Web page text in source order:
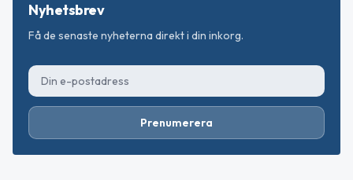
Nyhetsbrev
Få de senaste nyheterna direkt i din inkorg.
Prenumerera